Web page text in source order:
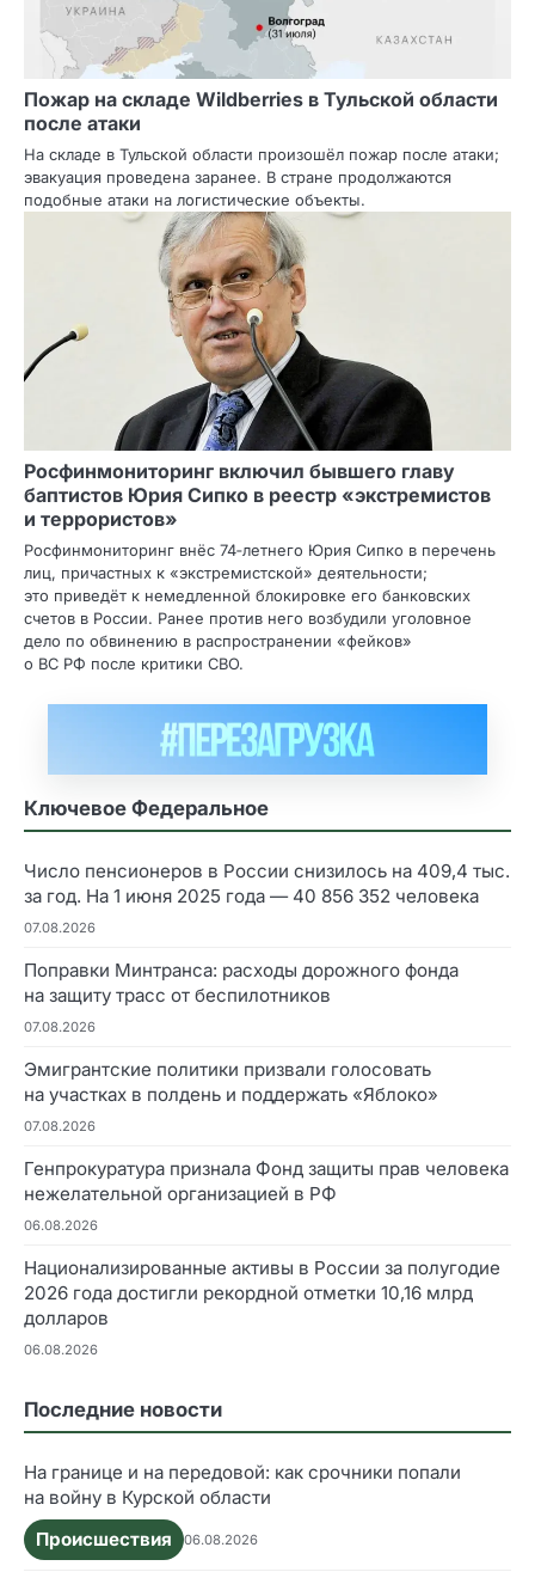
Пожар на складе Wildberries в Тульской области
после атаки
На складе в Тульской области произошёл пожар после атаки;
эвакуация проведена заранее. В стране продолжаются
подобные атаки на логистические объекты.
Росфинмониторинг включил бывшего главу
баптистов Юрия Сипко в реестр «экстремистов
и террористов»
Росфинмониторинг внёс 74‑летнего Юрия Сипко в перечень
лиц, причастных к «экстремистской» деятельности;
это приведёт к немедленной блокировке его банковских
счетов в России. Ранее против него возбудили уголовное
дело по обвинению в распространении «фейков»
о ВС РФ после критики СВО.
Ключевое Федеральное
Число пенсионеров в России снизилось на 409,4 тыс.
за год. На 1 июня 2025 года — 40 856 352 человека
07.08.2026
Поправки Минтранса: расходы дорожного фонда
на защиту трасс от беспилотников
07.08.2026
Эмигрантские политики призвали голосовать
на участках в полдень и поддержать «Яблоко»
07.08.2026
Генпрокуратура признала Фонд защиты прав человека
нежелательной организацией в РФ
06.08.2026
Национализированные активы в России за полугодие
2026 года достигли рекордной отметки 10,16 млрд
долларов
06.08.2026
Последние новости
На границе и на передовой: как срочники попали
на войну в Курской области
Происшествия
06.08.2026